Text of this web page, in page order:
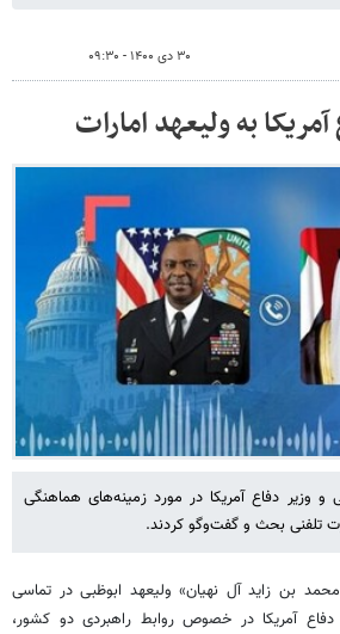
۳۰ دی ۱۴۰۰ - ۰۹:۳۰
به ولیعهد امارات
و وزیر دفاع آمریکا در مورد زمینه‌های هماهنگی
تلفنی بحث و گفت‌وگو کردند.
بن زاید آل نهیان» ولیعهد ابوظبی در تماسی
دفاع آمریکا در خصوص روابط راهبردی دو کشور،